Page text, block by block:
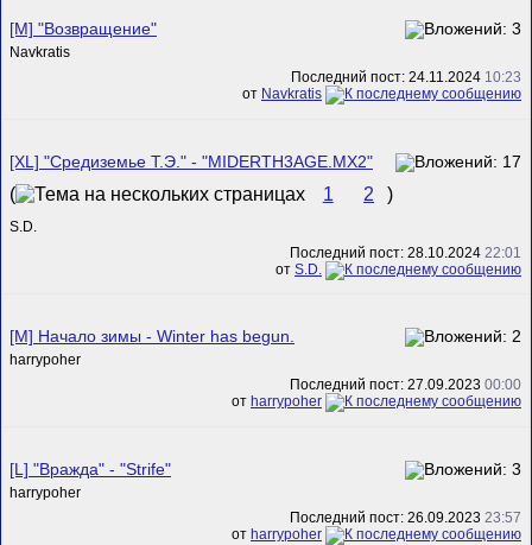
[M] "Возвращение"
Navkratis
Последний пост: 24.11.2024 10:23
от Navkratis
[XL] "Средиземье Т.Э." - "MIDERTH3AGE.MX2"
( 1 2 )
S.D.
Последний пост: 28.10.2024 22:01
от S.D.
[M] Начало зимы - Winter has begun.
harrypoher
Последний пост: 27.09.2023 00:00
от harrypoher
[L] "Вражда" - "Strife"
harrypoher
Последний пост: 26.09.2023 23:57
от harrypoher